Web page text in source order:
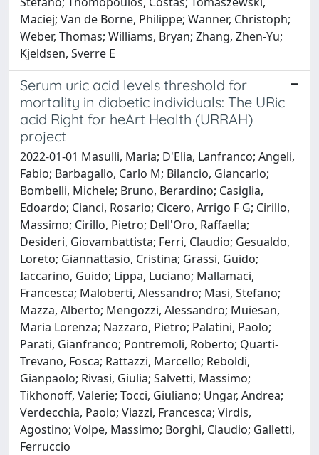
Maciej; Van de Borne, Philippe; Wanner, Christoph;
Weber, Thomas; Williams, Bryan; Zhang, Zhen-Yu;
Kjeldsen, Sverre E
Serum uric acid levels threshold for
mortality in diabetic individuals: The URic
acid Right for heArt Health (URRAH)
project
2022-01-01 Masulli, Maria; D'Elia, Lanfranco; Angeli,
Fabio; Barbagallo, Carlo M; Bilancio, Giancarlo;
Bombelli, Michele; Bruno, Berardino; Casiglia,
Edoardo; Cianci, Rosario; Cicero, Arrigo F G; Cirillo,
Massimo; Cirillo, Pietro; Dell'Oro, Raffaella;
Desideri, Giovambattista; Ferri, Claudio; Gesualdo,
Loreto; Giannattasio, Cristina; Grassi, Guido;
Iaccarino, Guido; Lippa, Luciano; Mallamaci,
Francesca; Maloberti, Alessandro; Masi, Stefano;
Mazza, Alberto; Mengozzi, Alessandro; Muiesan,
Maria Lorenza; Nazzaro, Pietro; Palatini, Paolo;
Parati, Gianfranco; Pontremoli, Roberto; Quarti-
Trevano, Fosca; Rattazzi, Marcello; Reboldi,
Gianpaolo; Rivasi, Giulia; Salvetti, Massimo;
Tikhonoff, Valerie; Tocci, Giuliano; Ungar, Andrea;
Verdecchia, Paolo; Viazzi, Francesca; Virdis,
Agostino; Volpe, Massimo; Borghi, Claudio; Galletti,
Ferruccio